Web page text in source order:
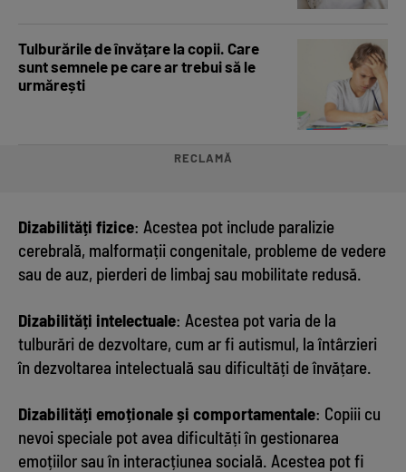
Tulburările de învățare la copii. Care
sunt semnele pe care ar trebui să le
urmărești
RECLAMĂ
Dizabilități fizice: Acestea pot include paralizie
cerebrală, malformații congenitale, probleme de vedere
sau de auz, pierderi de limbaj sau mobilitate redusă.
Dizabilități intelectuale: Acestea pot varia de la
tulburări de dezvoltare, cum ar fi autismul, la întârzieri
în dezvoltarea intelectuală sau dificultăți de învățare.
Dizabilități emoționale și comportamentale: Copiii cu
nevoi speciale pot avea dificultăți în gestionarea
emoțiilor sau în interacțiunea socială. Acestea pot fi